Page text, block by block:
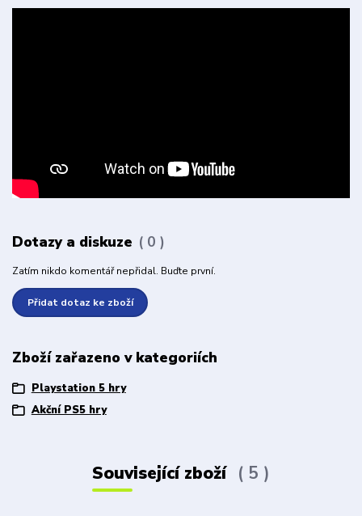
Dotazy a diskuze 0
Zatím nikdo komentář nepřidal. Buďte první.
Přidat dotaz ke zboží
Zboží zařazeno v kategoriích
Playstation 5 hry
Akční PS5 hry
Související zboží 5